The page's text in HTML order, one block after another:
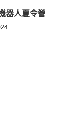
器人夏令營